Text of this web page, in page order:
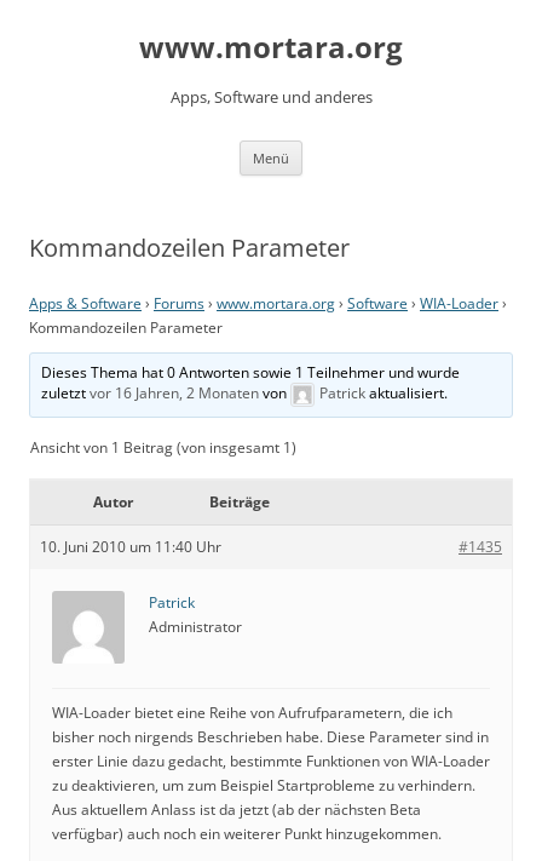
www.mortara.org
Apps, Software und anderes
Menü
Kommandozeilen Parameter
Apps & Software › Forums› www.mortara.org› Software › WIA-Loader›
Kommandozeilen Parameter
Dieses Thema hat 0 Antworten sowie 1 Teilnehmer und wurde
zuletztvor 16 Jahren, 2 Monatenvon Patrickaktualisiert.
Ansicht von 1 Beitrag (von insgesamt 1)
Autor Beiträge
10. Juni 2010 um 11:40 Uhr #1435
Patrick
Administrator
WIA-Loader bietet eine Reihe von Aufrufparametern, die ich
bisher noch nirgends Beschrieben habe. Diese Parameter sind in
erster Linie dazu gedacht, bestimmte Funktionen von WIA-Loader
zu deaktivieren, um zum Beispiel Startprobleme zu verhindern.
Aus aktuellem Anlass ist da jetzt (ab der nächsten Beta
verfügbar) auch noch ein weiterer Punkt hinzugekommen.